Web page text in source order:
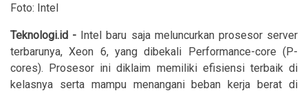
Foto: Intel
Teknologi.id - Intel baru saja meluncurkan prosesor server
terbarunya, Xeon 6, yang dibekali Performance-core (P-
cores). Prosesor ini diklaim memiliki efisiensi terbaik di
kelasnya serta mampu menangani beban kerja berat di